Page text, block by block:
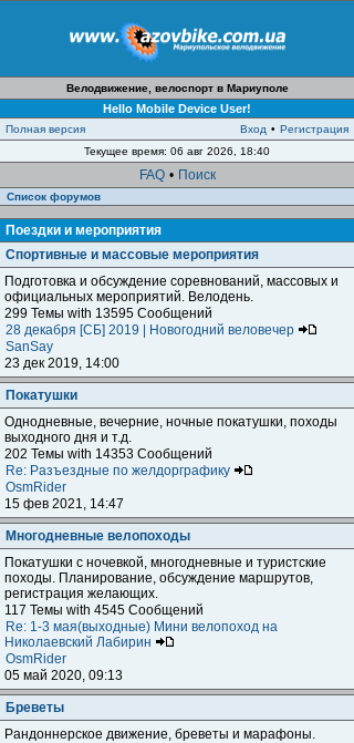
Велодвижение, велоспорт в Мариуполе
Hello Mobile Device User!
Полная версия Вход • Регистрация
Текущее время: 06 авг 2026, 18:40
FAQ • Поиск
Список форумов
Поездки и мероприятия
Спортивные и массовые мероприятия
Подготовка и обсуждение соревнований, массовых и
официальных мероприятий. Велодень.
299 Темы with 13595 Сообщений
28 декабря [СБ] 2019 | Новогодний веловечер
SanSay
23 дек 2019, 14:00
Покатушки
Однодневные, вечерние, ночные покатушки, походы
выходного дня и т.д.
202 Темы with 14353 Сообщений
Re: Разъездные по желдорграфику
OsmRider
15 фев 2021, 14:47
Многодневные велопоходы
Покатушки с ночевкой, многодневные и туристские
походы. Планирование, обсуждение маршрутов,
регистрация желающих.
117 Темы with 4545 Сообщений
Re: 1-3 мая(выходные) Мини велопоход на
Николаевский Лабирин
OsmRider
05 май 2020, 09:13
Бреветы
Рандоннерское движение, бреветы и марафоны.